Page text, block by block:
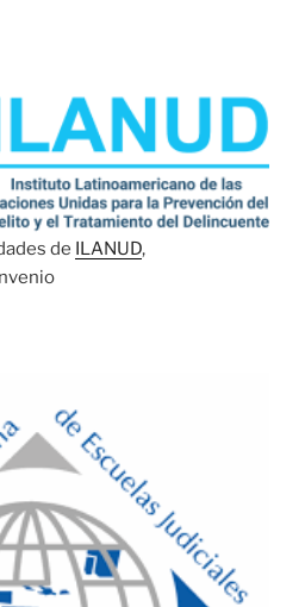
de ILANUD,